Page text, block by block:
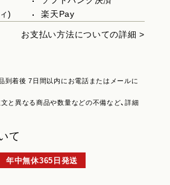
)
楽天Pay
お支払い方法についての詳細 >
到着後 7日間以内にお電話またはメールに
文と異なる商品や数量などの不備など、詳細
て
年中無休365日発送